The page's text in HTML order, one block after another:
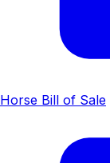
Horse Bill of Sale